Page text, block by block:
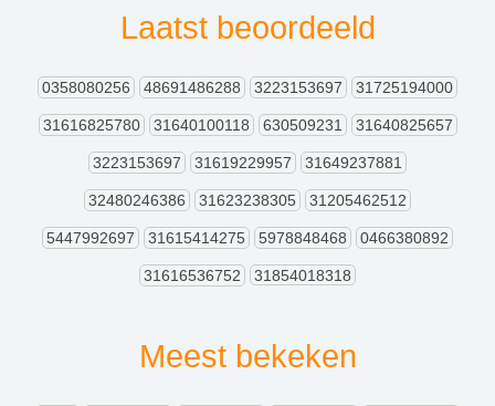
Laatst beoordeeld
0358080256 48691486288 3223153697 31725194000
31616825780 31640100118 630509231 31640825657
3223153697 31619229957 31649237881
32480246386 31623238305 31205462512
5447992697 31615414275 5978848468 0466380892
31616536752 31854018318
Meest bekeken